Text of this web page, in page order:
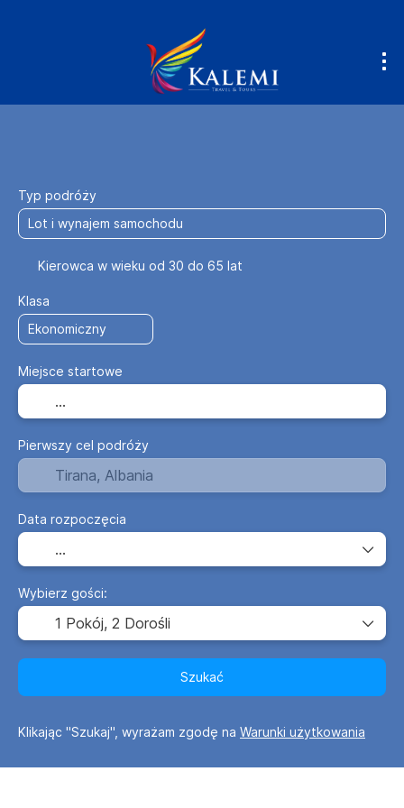
Typ podróży
Kierowca w wieku od 30 do 65 lat
Klasa
Miejsce startowe
Pierwszy cel podróży
Data rozpoczęcia
Wybierz gości:
1 Pokój, 2 Dorośli
Szukać
Klikając "Szukaj", wyrażam zgodę na Warunki użytkowania